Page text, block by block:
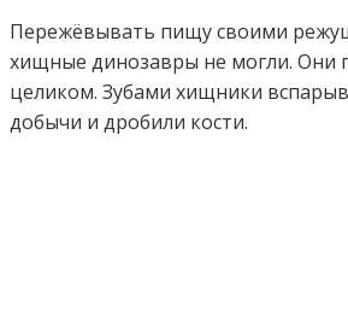
Пережёвывать пищу своими
хищные динозавры не могли. Они
целиком. Зубами хищники
добычи и дробили кости.